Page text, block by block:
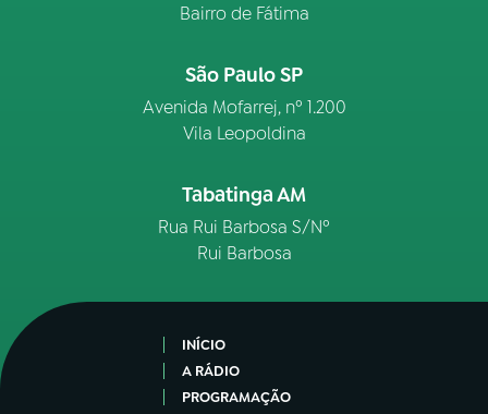
Bairro de Fátima
São Paulo SP
Avenida Mofarrej, nº 1.200
Vila Leopoldina
Tabatinga AM
Rua Rui Barbosa S/Nº
Rui Barbosa
INÍCIO
A RÁDIO
PROGRAMAÇÃO